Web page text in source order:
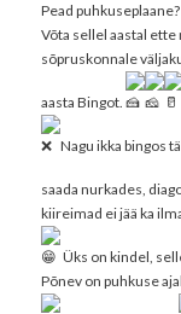
Pead puhkuseplaane?
Võta sellel aastal
sõpruskonnale
aasta Bingot.
Nagu ikka bingos
saada nurkades,
kiireimad ei jää ka
Üks on kindel,
Põnev on puhkuse